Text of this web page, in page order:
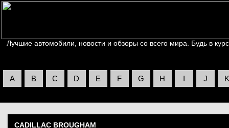
Лучшие автомобили, новости и обзоры со всего мира. Будь в
A B C D E F G H I J K
CADILLAC BROUGHAM